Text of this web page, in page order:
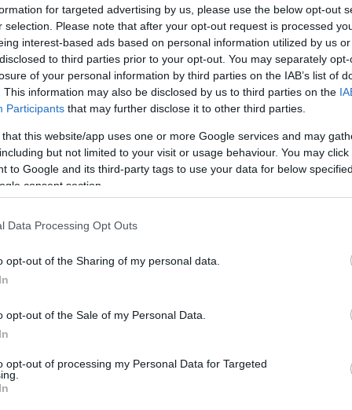
for targeted advertising by us, please use the below opt-out
selection. Please note that after your opt-out request is processed
interest-based ads based on personal information utilized by us
to third parties prior to your opt-out. You may separately
of your personal information by third parties on the IAB’s list of
This information may also be disclosed by us to third parties on the
Participants that may further disclose it to other third parties.
that this website/app uses one or more Google services and may
but not limited to your visit or usage behaviour. You may
to Google and its third-party tags to use your data for below
consent section.
Data Processing Opt Outs
opt-out of the Sharing of my personal data.
opt-out of the Sale of my Personal Data.
opt-out of processing my Personal Data for Targeted
Die Welt, η οποία δεν κατονομάζει τις
βρίσκονται πίσω από αυτές τις
Ρώσοι στρατιώτες συμμετείχαν στα
στρατιωτικές εγκαταστάσειςστην
του Λαϊκού Απελευθερωτικού Στρατού.
συστημάτων, τα
καθώς και σύγχρονες
εφημερίδα.
07:22
07:16
07:10